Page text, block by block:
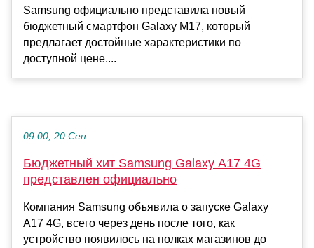
Samsung официально представила новый
бюджетный смартфон Galaxy M17, который
предлагает достойные характеристики по
доступной цене....
09:00, 20 Сен
Бюджетный хит Samsung Galaxy A17 4G
представлен официально
Компания Samsung объявила о запуске Galaxy
A17 4G, всего через день после того, как
устройство появилось на полках магазинов до